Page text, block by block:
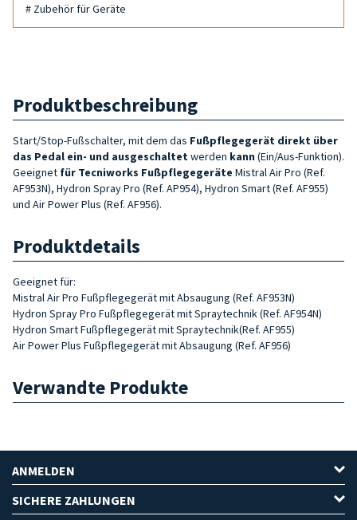
# Zubehör für Geräte
Produktbeschreibung
Start/Stop-Fußschalter, mit dem das Fußpflegegerät direkt über
das Pedal ein- und ausgeschaltet werden kann (Ein/Aus-Funktion).
Geeignet für Tecniworks Fußpflegegeräte Mistral Air Pro (Ref.
AF953N), Hydron Spray Pro (Ref. AP954), Hydron Smart (Ref. AF955)
und Air Power Plus (Ref. AF956).
Produktdetails
Geeignet für:
Mistral Air Pro Fußpflegegerät mit Absaugung (Ref. AF953N)
Hydron Spray Pro Fußpflegegerätmit Spraytechnik (Ref. AF954N)
Hydron Smart Fußpflegegerät mit Spraytechnik(Ref. AF955)
Air Power Plus Fußpflegegerät mit Absaugung (Ref. AF956)
Verwandte Produkte
ANMELDEN
SICHERE ZAHLUNGEN